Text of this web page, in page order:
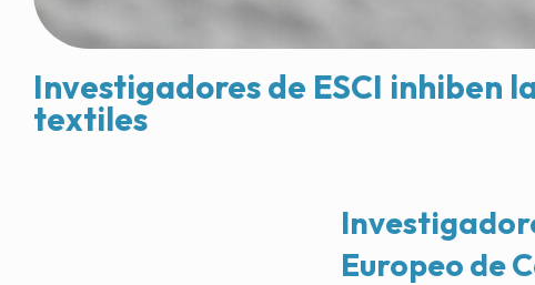
Investigadores de ESCI inhiben
textiles
Europeo de